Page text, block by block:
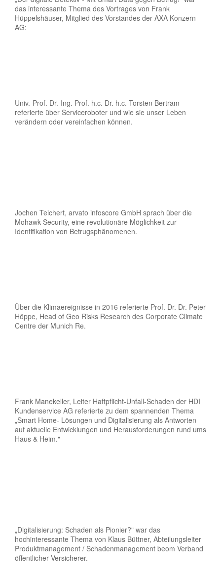
das interessante Thema des Vortrages von Frank
Hüppelshäuser, Mitglied des Vorstandes der AXA Konzern
AG:
Univ.-Prof. Dr.-Ing. Prof. h.c. Dr. h.c. Torsten Bertram
referierte über Serviceroboter und wie sie unser Leben
verändern oder vereinfachen können.
Jochen Teichert, arvato infoscore GmbH sprach über die
Mohawk Security, eine revolutionäre Möglichkeit zur
Identifikation von Betrugsphänomenen.
Über die Klimaereignisse in 2016 referierte Prof. Dr. Dr. Peter
Höppe, Head of Geo Risks Research des Corporate Climate
Centre der Munich Re.
Frank Manekeller, Leiter Haftpflicht-Unfall-Schaden der HDI
Kundenservice AG referierte zu dem spannenden Thema
„Smart Home- Lösungen und Digitalisierung als Antworten
auf aktuelle Entwicklungen und Herausforderungen rund ums
Haus & Heim."
„Digitalisierung: Schaden als Pionier?" war das
hochinteressante Thema von Klaus Büttner, Abteilungsleiter
Produktmanagement / Schadenmanagement beom Verband
öffentlicher Versicherer.